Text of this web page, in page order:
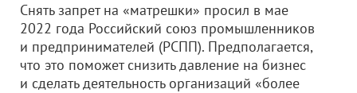
Снять запрет на «матрешки» просил в мае
2022 года Российский союз промышленников
и предпринимателей (РСПП). Предполагается,
что это поможет снизить давление на бизнес
и сделать деятельность организаций «более